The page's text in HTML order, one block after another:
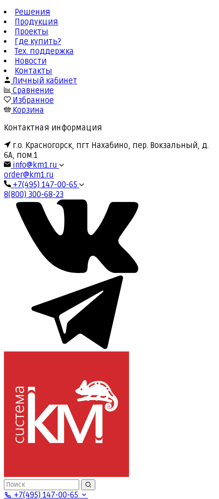
Решения
Продукция
Проекты
Где купить?
Тех. поддержка
Новости
Контакты
Личный кабинет
Сравнение
Избранное
Корзина
Контактная информация
г.о. Красногорск, пгт Нахабино, пер. Вокзальный, д.
6А, пом.1
info@km1.ru
order@km1.ru
+7(495) 147-00-65
8(800) 300-68-23
+7(495) 147-00-65